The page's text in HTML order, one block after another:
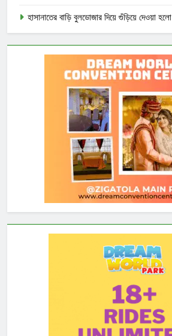
হাসানাতের বাড়ি বুলডোজার দিয়ে গুঁড়িয়ে দেওয়া হলো